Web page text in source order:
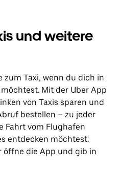
und weitere
zum Taxi, wenn du dich in
Mit der Uber App
von Taxis sparen und
bestellen – zu jeder
Fahrt vom Flughafen
entdecken möchtest:
öffne die App und gib in